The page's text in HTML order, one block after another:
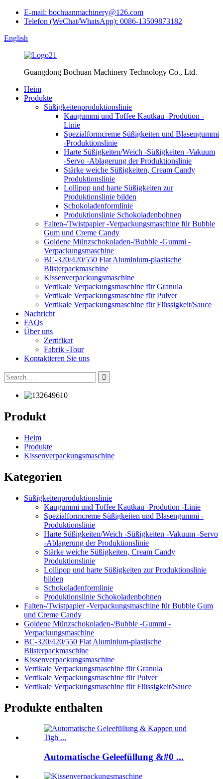
E-mail: bochuanmachinery@126.com
Telefon (WeChat/WhatsApp): 0086-13509873182
English
Guangdong Bochuan Machinery Technology Co., Ltd.
Heim
Produkte
Süßigkeitenproduktionslinie
Kaugummi und Toffee Kautkau -Prodution -
Linie
Spezialformcreme Süßigkeiten und Blasengummi
-Produktionslinie
Harte Süßigkeiten/Weich -Süßigkeiten -Vakuum
-Servo -Ablagerung der Produktionslinie
Stärke weiche Süßigkeiten, Cream Candy
Produktionslinie
Lollipop und harte Süßigkeiten zur
Produktionslinie bilden
Schokoladenformlinie
Produktionslinie Schokoladenbohnen
Falten-/Twistpapier -Verpackungsmaschine für Bubble
Gum und Creme Candy
Goldene Münzschokoladen-/Bubble -Gummi -
Verpackungsmaschine
BC-320/420/550 Flat Aluminium-plastische
Blisterpackmaschine
Kissenverpackungsmaschine
Vertikale Verpackungsmaschine für Granula
Vertikale Verpackungsmaschine für Pulver
Vertikale Verpackungsmaschine für Flüssigkeit/Sauce
Nachricht
FAQs
Über uns
Zertifikat
Fabrik -Tour
Kontaktieren Sie uns
Produkt
Heim
Produkte
Kissenverpackungsmaschine
Kategorien
Süßigkeitenproduktionslinie
Kaugummi und Toffee Kautkau -Prodution -Linie
Spezialformcreme Süßigkeiten und Blasengummi -
Produktionslinie
Harte Süßigkeiten/Weich -Süßigkeiten -Vakuum -Servo
-Ablagerung der Produktionslinie
Stärke weiche Süßigkeiten, Cream Candy
Produktionslinie
Lollipop und harte Süßigkeiten zur Produktionslinie
bilden
Schokoladenformlinie
Produktionslinie Schokoladenbohnen
Falten-/Twistpapier -Verpackungsmaschine für Bubble Gum
und Creme Candy
Goldene Münzschokoladen-/Bubble -Gummi -
Verpackungsmaschine
BC-320/420/550 Flat Aluminium-plastische
Blisterpackmaschine
Kissenverpackungsmaschine
Vertikale Verpackungsmaschine für Granula
Vertikale Verpackungsmaschine für Pulver
Vertikale Verpackungsmaschine für Flüssigkeit/Sauce
Produkte enthalten
Automatische Geleefüllung &#0 ...